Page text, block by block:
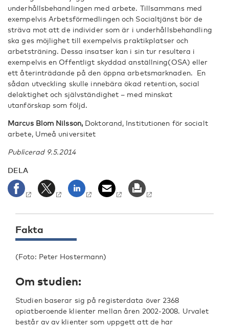
underhållsbehandlingen med arbete. Tillsammans med
exempelvis Arbetsförmedlingen och Socialtjänst bör de
sträva mot att de individer som är i underhållsbehandling
ska ges möjlighet till exempelvis praktikplatser och
arbetsträning. Dessa insatser kan i sin tur resultera i
exempelvis en Offentligt skyddad anställning(OSA) eller
ett återinträdande på den öppna arbetsmarknaden. En
sådan utveckling skulle innebära ökad retention, social
delaktighet och självständighet – med minskat
utanförskap som följd.
Marcus Blom Nilsson, Doktorand, Institutionen för socialt
arbete, Umeå universitet
Publicerad 9.5.2014
DELA
Fakta
(Foto: Peter Hostermann)
Om studien:
Studien baserar sig på registerdata över 2368
opiatberoende klienter mellan åren 2002-2008. Urvalet
består av av klienter som uppgett att de har